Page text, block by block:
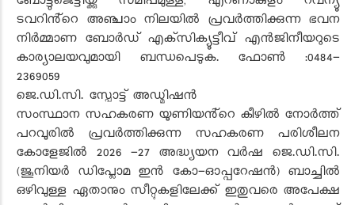
ടവറിൻ്റെ അഞ്ചാം നിലയിൽ പ്രവർത്തിക്കുന്ന ഭവന
നിർമ്മാണ ബോർഡ് എക്‌സിക്യൂട്ടീവ് എൻജിനീയറുടെ
കാര്യാലയവുമായി ബന്ധപെടുക. ഫോൺ :0484-
2369059
ജെ.ഡി.സി. സ്പോട്ട് അഡ്മിഷൻ
സംസ്ഥാന സഹകരണ യൂണിയൻ്റെ കീഴിൽ നോർത്ത്
പറവൂരിൽ പ്രവർത്തിക്കുന്ന സഹകരണ പരിശീലന
കോളേജിൽ 2026 -27 അദ്ധ്യയന വർഷ ജെ.ഡി.സി.
(ജൂനിയർ ഡിപ്ലോമ ഇൻ കോ-ഓപ്പറേഷൻ) ബാച്ചിൽ
ഒഴിവുള്ള ഏതാനും സീറ്റുകളിലേക്ക് ഇതുവരെ അപേക്ഷ